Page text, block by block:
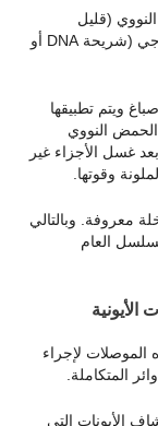
(قليل
النوكليوتيدات) في صفوف وأعمدة على حامل زجاجي (شريحة DNA أو
ويتم تطبيقها
النووي
غسل الأجزاء غير
وقوتها.
معروفة. وبالتالي
العام
الموصلات لإجراء
المتكاملة.
الأيونات التي